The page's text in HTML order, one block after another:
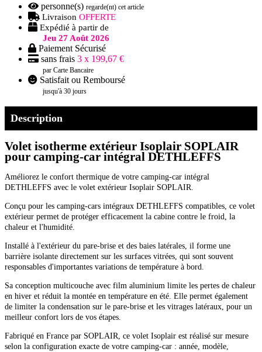
personne(s) regarde(nt) cet article
Livraison OFFERTE
Expédié à partir de
Jeu 27 Août 2026
Paiement Sécurisé
sans frais 3 x 199,67 €
par Carte Bancaire
Satisfait ou Remboursé
jusqu'à 30 jours
Description
Volet isotherme extérieur Isoplair SOPLAIR
pour camping-car intégral DETHLEFFS
Améliorez le confort thermique de votre camping-car intégral
DETHLEFFS avec le volet extérieur Isoplair SOPLAIR.
Conçu pour les camping-cars intégraux DETHLEFFS compatibles, ce volet
extérieur permet de protéger efficacement la cabine contre le froid, la
chaleur et l'humidité.
Installé à l'extérieur du pare-brise et des baies latérales, il forme une
barrière isolante directement sur les surfaces vitrées, qui sont souvent
responsables d'importantes variations de température à bord.
Sa conception multicouche avec film aluminium limite les pertes de chaleur
en hiver et réduit la montée en température en été. Elle permet également
de limiter la condensation sur le pare-brise et les vitrages latéraux, pour un
meilleur confort lors de vos étapes.
Fabriqué en France par SOPLAIR, ce volet Isoplair est réalisé sur mesure
selon la configuration exacte de votre camping-car : année, modèle,